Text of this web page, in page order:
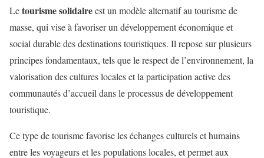
Letourisme solidaireest un modèle alternatif au tourisme de
masse, qui vise à favoriser un développement économique et
social durable des destinations touristiques. Il repose sur plusieurs
principes fondamentaux, tels que le respect de l’environnement, la
valorisation des cultures locales et la participation active des
communautés d’accueil dans le processus de développement
touristique.
Ce type de tourisme favorise les échanges culturels et humains
entre les voyageurs et les populations locales, et permet aux